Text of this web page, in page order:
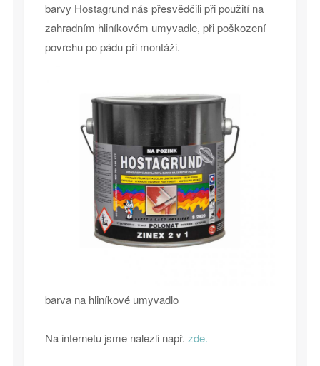
barvy Hostagrund nás přesvědčili při použití na
zahradním hliníkovém umyvadle, při poškození
povrchu po pádu při montáži.
barva na hliníkové umyvadlo
Na internetu jsme nalezli např. zde.